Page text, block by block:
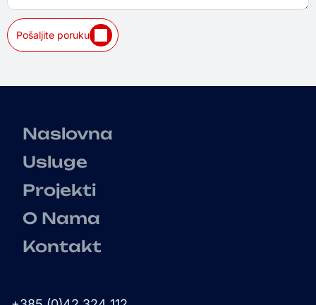
Pošaljite poruku
Naslovna
Usluge
Projekti
O Nama
Kontakt